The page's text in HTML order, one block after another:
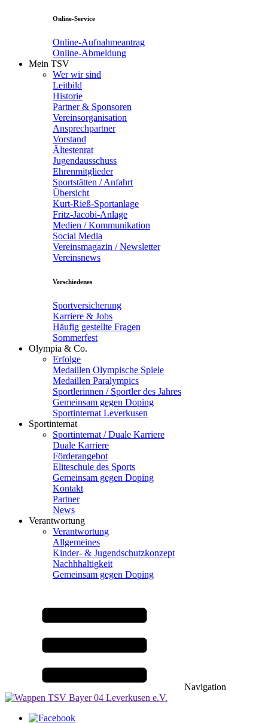
Online-Service
Online-Aufnahmeantrag
Online-Abmeldung
Mein TSV
Wer wir sind
Leitbild
Historie
Partner & Sponsoren
Vereinsorganisation
Ansprechpartner
Vorstand
Ältestenrat
Jugendausschuss
Ehrenmitglieder
Sportstätten / Anfahrt
Übersicht
Kurt-Rieß-Sportanlage
Fritz-Jacobi-Anlage
Medien / Kommunikation
Social Media
Vereinsmagazin / Newsletter
Vereinsnews
Verschiedenes
Sportversicherung
Karriere & Jobs
Häufig gestellte Fragen
Sommerfest
Olympia & Co.
Erfolge
Medaillen Olympische Spiele
Medaillen Paralympics
Sportlerinnen / Sportler des Jahres
Gemeinsam gegen Doping
Sportinternat Leverkusen
Sportinternat
Sportinternat / Duale Karriere
Duale Karriere
Förderangebot
Eliteschule des Sports
Gemeinsam gegen Doping
Kontakt
Partner
News
Verantwortung
Verantwortung
Allgemeines
Kinder- & Jugendschutzkonzept
Nachhhaltigkeit
Gemeinsam gegen Doping
Navigation